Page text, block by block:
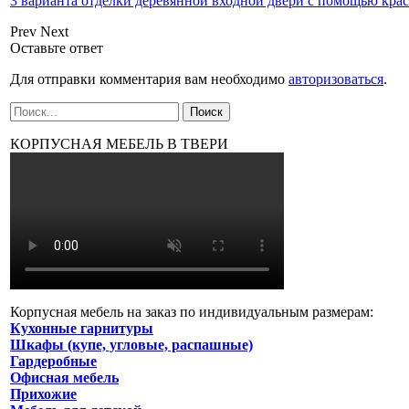
Prev Next
Оставьте ответ
Для отправки комментария вам необходимо авторизоваться.
КОРПУСНАЯ МЕБЕЛЬ В ТВЕРИ
Корпусная мебель на заказ по индивидуальным размерам:
Кухонные гарнитуры
Шкафы (купе, угловые, распашные)
Гардеробные
Офисная мебель
Прихожие